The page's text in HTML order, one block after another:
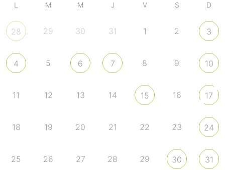
L M M J V S D
28 29 30 31 1 2 3
4 5 6 7 8 9 10
11 12 13 14 15 16 17
18 19 20 21 22 23 24
25 26 27 28 29 30 31